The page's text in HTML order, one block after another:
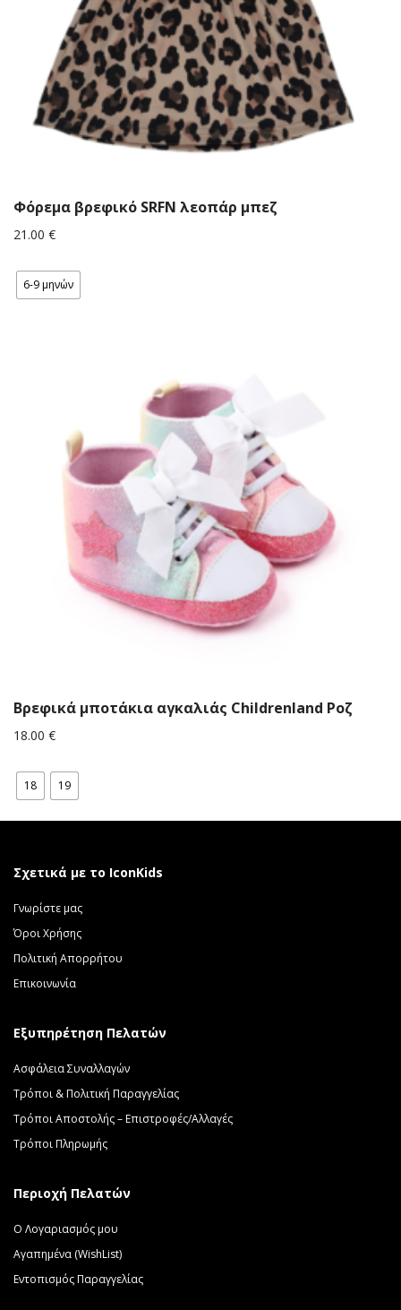
Φόρεμα βρεφικό SRFN λεοπάρ μπεζ
21.00 €
6-9 μηνών
Βρεφικά μποτάκια αγκαλιάς Childrenland Ροζ
18.00 €
18 19
Σχετικά με το IconKids
Γνωρίστε μας
Όροι Χρήσης
Πολιτική Απορρήτου
Επικοινωνία
Εξυπηρέτηση Πελατών
Ασφάλεια Συναλλαγών
Τρόποι & Πολιτική Παραγγελίας
Τρόποι Αποστολής – Επιστροφές/Αλλαγές
Τρόποι Πληρωμής
Περιοχή Πελατών
Ο Λογαριασμός μου
Αγαπημένα (WishList)
Εντοπισμός Παραγγελίας